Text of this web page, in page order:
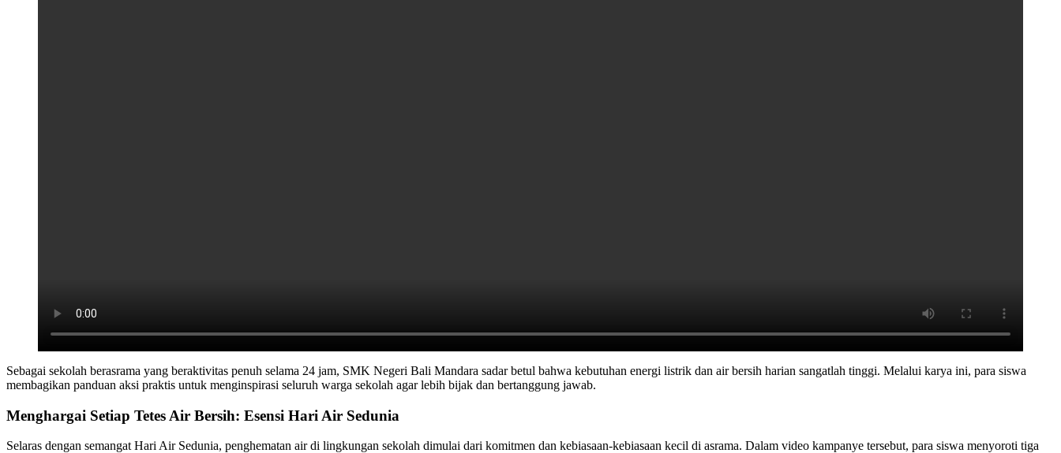
Sebagai sekolah berasrama yang beraktivitas penuh selama 24 jam, SMK Negeri Bali Mandara sadar betul bahwa kebutuhan energi listrik dan air bersih harian sangatlah tinggi. Melalui karya ini, para siswa
membagikan panduan aksi praktis untuk menginspirasi seluruh warga sekolah agar lebih bijak dan bertanggung jawab.
Menghargai Setiap Tetes Air Bersih: Esensi Hari Air Sedunia
Selaras dengan semangat Hari Air Sedunia, penghematan air di lingkungan sekolah dimulai dari komitmen dan kebiasaan-kebiasaan kecil di asrama. Dalam video kampanye tersebut, para siswa menyoroti tiga